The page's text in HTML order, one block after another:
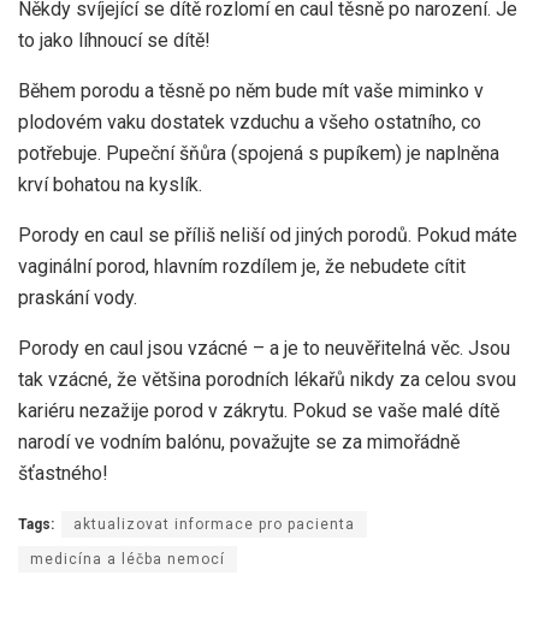
Někdy svíjející se dítě rozlomí en caul těsně po narození. Je
to jako líhnoucí se dítě!
Během porodu a těsně po něm bude mít vaše miminko v
plodovém vaku dostatek vzduchu a všeho ostatního, co
potřebuje. Pupeční šňůra (spojená s pupíkem) je naplněna
krví bohatou na kyslík.
Porody en caul se příliš neliší od jiných porodů. Pokud máte
vaginální porod, hlavním rozdílem je, že nebudete cítit
praskání vody.
Porody en caul jsou vzácné – a je to neuvěřitelná věc. Jsou
tak vzácné, že většina porodních lékařů nikdy za celou svou
kariéru nezažije porod v zákrytu. Pokud se vaše malé dítě
narodí ve vodním balónu, považujte se za mimořádně
šťastného!
Tags: aktualizovat informace pro pacienta
medicína a léčba nemocí